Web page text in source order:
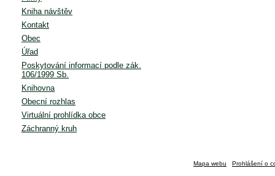
Kniha návštěv
Kontakt
Obec
Úřad
Poskytování informací podle zák.
106/1999 Sb.
Knihovna
Obecní rozhlas
Virtuální prohlídka obce
Záchranný kruh
Mapa webu Prohlášení o